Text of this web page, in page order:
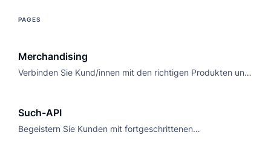
PAGES
Merchandising
Verbinden Sie Kund/innen mit den richtigen Produkten und
Such-API
Begeistern Sie Kunden mit fortgeschrittenen